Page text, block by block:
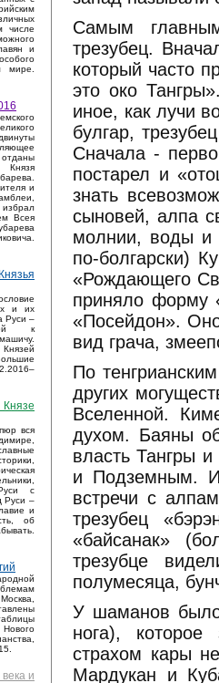
числе
и
мире.
Князя
и
Всея
и их
Руси –
к
вся
с
Руси –
и
об
Нового
и
Самым
трезубец.
который часто
это око
иное, как лучи
булгар,
Сначала -
постарел и
знать
сыновей, алпа
молнии, воды и
по-болгарски)
«Рождающего
приняло форму
«Посейдон».
вид грача,
По
других
Вселенной.
духом. Баяны
власть Тангры
и Подземным. И
встречи с
трезубец
«байсанак»
трезубце
полумесяца,
У шаманов было
нога),
страхом кары
Мардукан и